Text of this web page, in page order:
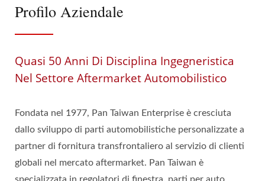
Profilo Aziendale
Quasi 50 Anni Di Disciplina Ingegneristica
Nel Settore Aftermarket Automobilistico
Fondata nel 1977, Pan Taiwan Enterprise è cresciuta
dallo sviluppo di parti automobilistiche personalizzate a
partner di fornitura transfrontaliero al servizio di clienti
globali nel mercato aftermarket. Pan Taiwan è
specializzata in regolatori di finestra, parti per auto